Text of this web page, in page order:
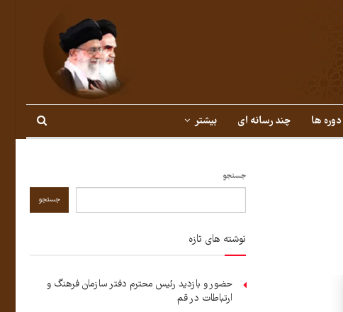
دوره ها چند رسانه ای بیشتر
جستجو
جستجو
نوشته های تازه
حضور و بازدید رئیس محترم دفتر سازمان فرهنگ و
ارتباطات در قم